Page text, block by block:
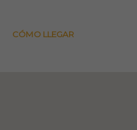
CÓMO LLEGAR